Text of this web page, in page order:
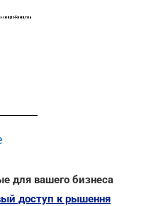
для вашего бизнеса
доступ к рышення